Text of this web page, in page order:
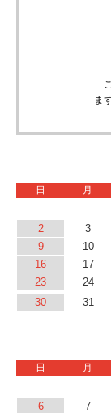
ま
日 月
2
3
9
10
16
17
23
24
30
31
日 月
6
7